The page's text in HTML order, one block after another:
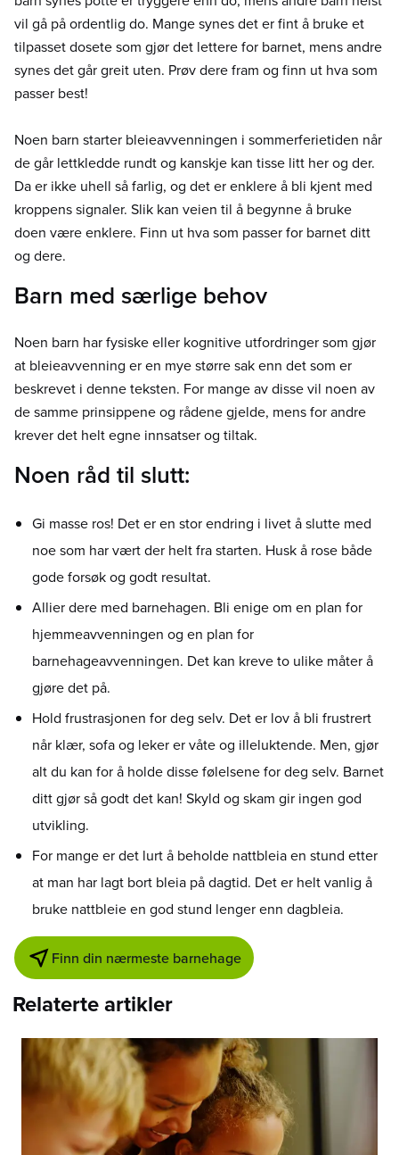
vil gå på ordentlig do. Mange synes det er fint å bruke et
tilpasset dosete som gjør det lettere for barnet, mens andre
synes det går greit uten. Prøv dere fram og finn ut hva som
passer best!
Noen barn starter bleieavvenningen i sommerferietiden når
de går lettkledde rundt og kanskje kan tisse litt her og der.
Da er ikke uhell så farlig, og det er enklere å bli kjent med
kroppens signaler. Slik kan veien til å begynne å bruke
doen være enklere. Finn ut hva som passer for barnet ditt
og dere.
Barn med særlige behov
Noen barn har fysiske eller kognitive utfordringer som gjør
at bleieavvenning er en mye større sak enn det som er
beskrevet i denne teksten. For mange av disse vil noen av
de samme prinsippene og rådene gjelde, mens for andre
krever det helt egne innsatser og tiltak.
Noen råd til slutt:
Gi masse ros! Det er en stor endring i livet å slutte med
noe som har vært der helt fra starten. Husk å rose både
gode forsøk og godt resultat.
Allier dere med barnehagen. Bli enige om en plan for
hjemmeavvenningen og en plan for
barnehageavvenningen. Det kan kreve to ulike måter å
gjøre det på.
Hold frustrasjonen for deg selv. Det er lov å bli frustrert
når klær, sofa og leker er våte og illeluktende. Men, gjør
alt du kan for å holde disse følelsene for deg selv. Barnet
ditt gjør så godt det kan! Skyld og skam gir ingen god
utvikling.
For mange er det lurt å beholde nattbleia en stund etter
at man har lagt bort bleia på dagtid. Det er helt vanlig å
bruke nattbleie en god stund lenger enn dagbleia.
Finn din nærmeste barnehage
Relaterte artikler